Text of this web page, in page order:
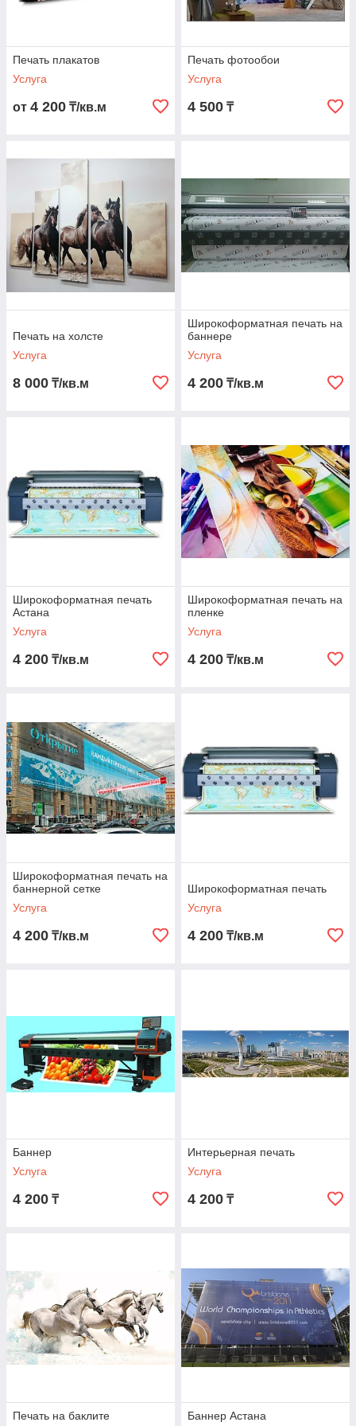
Печать плакатов
Услуга
от 4 200 ₸/кв.м
Печать фотообои
Услуга
4 500 ₸
Печать на холсте
Услуга
8 000 ₸/кв.м
Широкоформатная печать на
баннере
Услуга
4 200 ₸/кв.м
Широкоформатная печать
Астана
Услуга
4 200 ₸/кв.м
Широкоформатная печать на
пленке
Услуга
4 200 ₸/кв.м
Широкоформатная печать на
баннерной сетке
Услуга
4 200 ₸/кв.м
Широкоформатная печать
Услуга
4 200 ₸/кв.м
Баннер
Услуга
4 200 ₸
Интерьерная печать
Услуга
4 200 ₸
Печать на баклите
Баннер Астана